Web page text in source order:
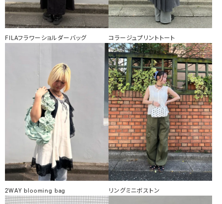
FILAフラワーショルダーバッグ コラージュプリントトート
2WAY blooming bag リングミニボストン